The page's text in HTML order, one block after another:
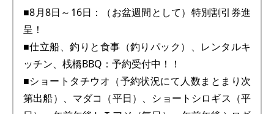
■8月8日～16日：（お盆週間として）特別割引券進
呈！
■仕立船、釣りと食事（釣りパック）、レンタルキ
ッチン、桟橋BBQ：予約受付中！！
■ショートタチウオ（予約状況にて人数まとまり次
第出船）、マダコ（平日）、ショートシロギス（平